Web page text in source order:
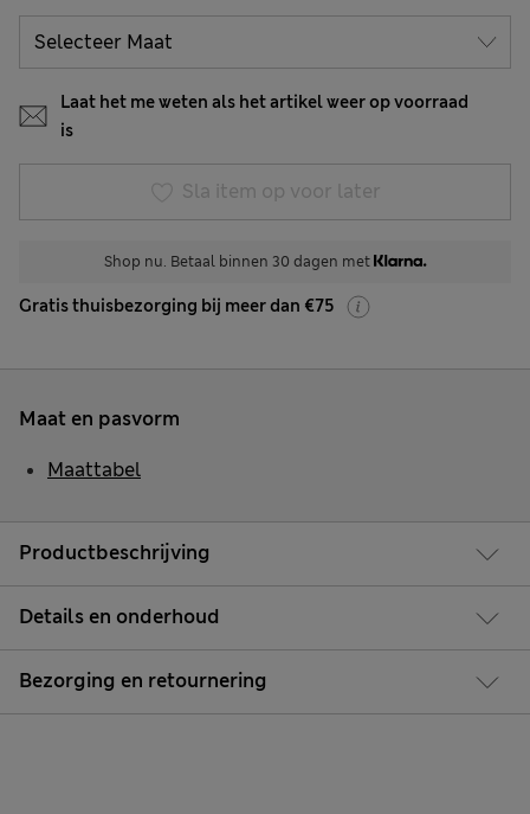
Laat het me weten als het artikel weer op voorraad
is
Sla item op voor later
Shop nu. Betaal binnen 30 dagen met
Gratis thuisbezorging bij meer dan €75
Productbeschrijving
Details en onderhoud
Bezorging en retournering
Maat en pasvorm
Maattabel